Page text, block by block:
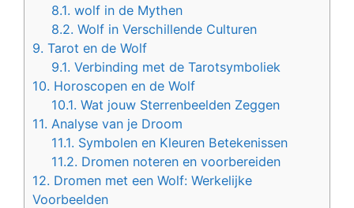
8.1. wolf in de Mythen
8.2. Wolf in Verschillende Culturen
9. Tarot en de Wolf
9.1. Verbinding met de Tarotsymboliek
10. Horoscopen en de Wolf
10.1. Wat jouw Sterrenbeelden Zeggen
11. Analyse van je Droom
11.1. Symbolen en Kleuren Betekenissen
11.2. Dromen noteren en voorbereiden
12. Dromen met een Wolf: Werkelijke
Voorbeelden